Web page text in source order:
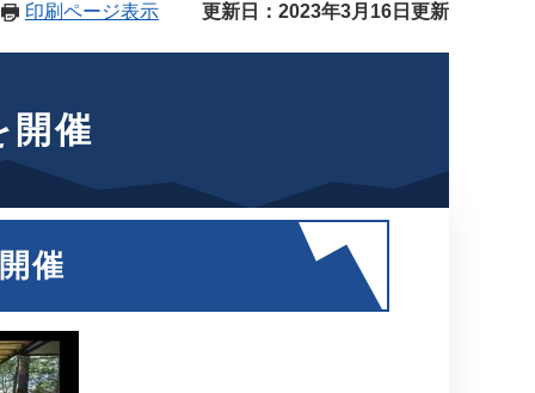
印刷ページ表示 更新日：2023年3月16日更新
開催
催